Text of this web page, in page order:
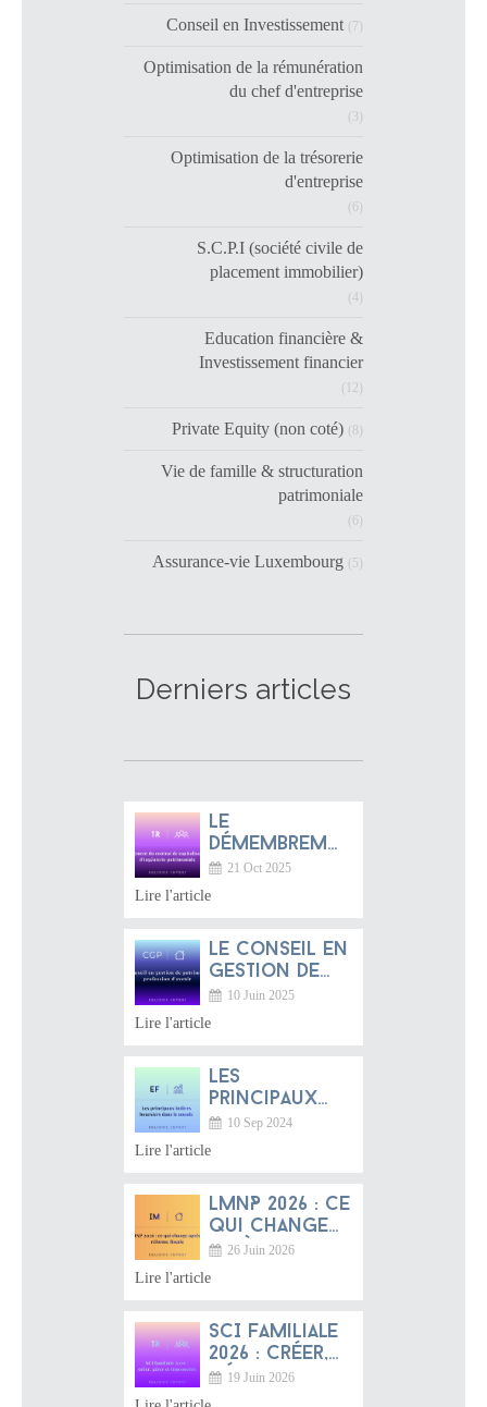
Conseil en Investissement (7)
Optimisation de la rémunération
du chef d'entreprise
(3)
Optimisation de la trésorerie
d'entreprise
(6)
S.C.P.I (société civile de
placement immobilier)
(4)
Education financière &
Investissement financier
(12)
Private Equity (non coté) (8)
Vie de famille & structuration
patrimoniale
(6)
Assurance-vie Luxembourg (5)
Derniers articles
Le
démembrement
du contrat
de
: un bijou
d’ingénierie
patrimoniale
méconnu
21 Oct 2025
Lire l'article
Le conseil en
gestion de
patrimoine :
une
d’avenir entre
tradition
française et
dynamique
mondiale
10 Juin 2025
Lire l'article
Les
principaux
indices
boursiers
monde
10 Sep 2024
Lire l'article
LMNP 2026 : ce
qui change
après la
réforme
26 Juin 2026
Lire l'article
SCI familiale
2026 : créer,
gérer et
transmettre
19 Juin 2026